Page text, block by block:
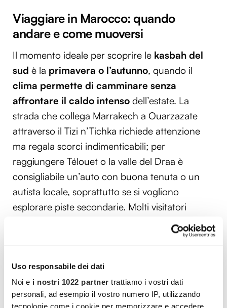
Uso responsabile dei dati
Noi e i nostri 1022 partner trattiamo i vostri dati
personali, ad esempio il vostro numero IP, utilizzando
Viaggiare in Marocco: quando
andare e come muoversi
Il momento ideale per scoprire le kasbah del
sud è la primavera o l’autunno, quando il
clima permette di camminare senza
affrontare il caldo intenso dell’estate. La
strada che collega Marrakech a Ouarzazate
attraverso il Tizi n’Tichka richiede attenzione
ma regala scorci indimenticabili; per
raggiungere Télouet o la valle del Draa è
consigliabile un’auto con buona tenuta o un
autista locale, soprattutto se si vogliono
esplorare piste secondarie. Molti visitatori
scelgono di fermarsi in piccoli riad costruiti
accanto alle kasbah, un modo per vivere questi
deserto sembra avvolgere tutto.
Il volo per il Marocco è pronto…e voi?